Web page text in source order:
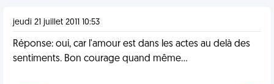
jeudi 21 juillet 2011 10:53
Réponse: oui, car l'amour est dans les actes au delà des
sentiments. Bon courage quand même...